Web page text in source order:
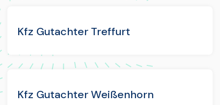
Kfz Gutachter Treffurt
Kfz Gutachter Weißenhorn